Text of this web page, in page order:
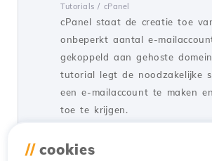
Tutorials / cPanel
cPanel staat de creatie toe
onbeperkt aantal e-
gekoppeld aan gehoste
tutorial legt de noodzakelijke
een e-mailaccount te maken
toe te krijgen.
Bijgewerkt 2 jaar geleden
// cookies